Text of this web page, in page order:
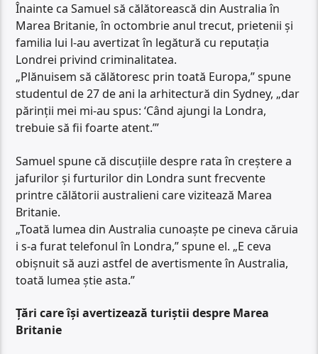
Înainte ca Samuel să călătorească din Australia în
Marea Britanie, în octombrie anul trecut, prietenii și
familia lui l-au avertizat în legătură cu reputația
Londrei privind criminalitatea.
„Plănuisem să călătoresc prin toată Europa,” spune
studentul de 27 de ani la arhitectură din Sydney, „dar
părinții mei mi-au spus: ‘Când ajungi la Londra,
trebuie să fii foarte atent.’”
Samuel spune că discuțiile despre rata în creștere a
jafurilor și furturilor din Londra sunt frecvente
printre călătorii australieni care vizitează Marea
Britanie.
„Toată lumea din Australia cunoaște pe cineva căruia
i s-a furat telefonul în Londra,” spune el. „E ceva
obișnuit să auzi astfel de avertismente în Australia,
toată lumea știe asta.”
Țări care își avertizează turiștii despre Marea
Britanie